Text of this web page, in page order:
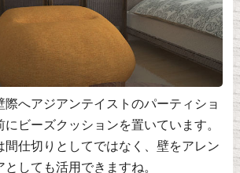
際へアジアンテイストのパーティショ
にビーズクッションを置いています。
間仕切りとしてではなく、壁をアレン
しても活用できますね。